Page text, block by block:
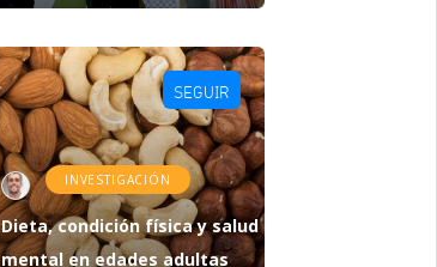
SEGUIR
INVESTIGACIÓN
Dieta, condición física y salud
mental en edades adultas